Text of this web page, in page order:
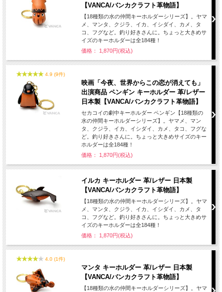
【VANCA/バンカクラフト革物語】
【18種類の水の仲間キーホルダーシリーズ】。ヤマ
メ、マンタ、クジラ、イカ、イシダイ、カメ、タ
コ、フグなど。釣り好きさんに。ちょっと大きめサ
イズのキーホルダーは全184種！
価格： 1,870円(税込)
4.9 (9件)
映画「今夜、世界からこの恋が消えても」
出演商品 ペンギン キーホルダー 革/レザー
日本製【VANCA/バンカクラフト革物語】
セカコイの劇中キーホルダー ペンギン【18種類の
水の仲間キーホルダーシリーズ】。ヤマメ、マン
タ、クジラ、イカ、イシダイ、カメ、タコ、フグな
ど。釣り好きさんに。ちょっと大きめサイズのキー
ホルダーは全184種！
価格： 1,870円(税込)
イルカ キーホルダー 革/レザー 日本製
【VANCA/バンカクラフト革物語】
【18種類の水の仲間キーホルダーシリーズ】。ヤマ
メ、マンタ、クジラ、イカ、イシダイ、カメ、タ
コ、フグなど。釣り好きさんに。ちょっと大きめサ
イズのキーホルダーは全184種！
価格： 1,870円(税込)
4.0 (1件)
マンタ キーホルダー 革/レザー 日本製
【VANCA/バンカクラフト革物語】
【18種類の水の仲間キーホルダーシリーズ】。ヤマ